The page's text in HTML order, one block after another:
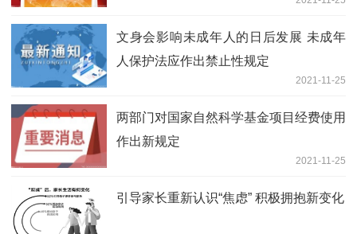
文身会影响未成年人的日后发展 未成年
人保护法应作出禁止性规定
2021-11-25
两部门对国家自然科学基金项目经费使用
作出新规定
2021-11-25
引导家长重新认识“焦虑” 积极拥抱新变化